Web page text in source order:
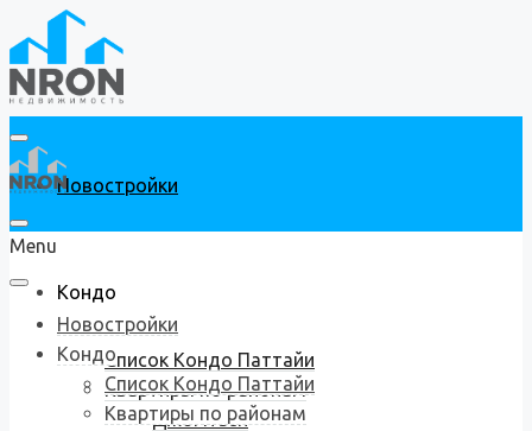
Новостройки
Кондо
Список Кондо Паттайи
Квартиры по районам
Джомтьен
Menu
Новостройки
Кондо
Список Кондо Паттайи
Квартиры по районам